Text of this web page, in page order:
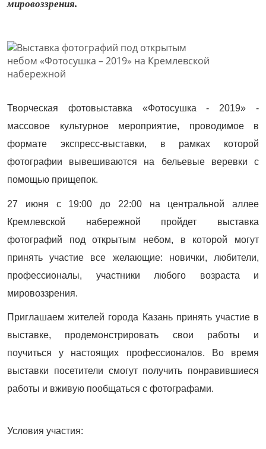
мировоззрения.
Творческая фотовыставка «Фотосушка - 2019» -
массовое культурное мероприятие, проводимое в
формате экспресс-выставки, в рамках которой
фотографии вывешиваются на бельевые веревки с
помощью прищепок.
27 июня с 19:00 до 22:00 на центральной аллее
Кремлевской набережной пройдет выставка
фотографий под открытым небом, в которой могут
принять участие все желающие: новички, любители,
профессионалы, участники любого возраста и
мировоззрения.
Приглашаем жителей города Казань принять участие в
выставке, продемонстрировать свои работы и
поучиться у настоящих профессионалов. Во время
выставки посетители смогут получить понравившиеся
работы и вживую пообщаться с фотографами.
Условия участия: